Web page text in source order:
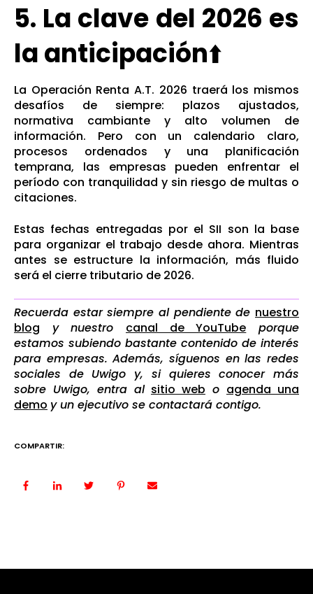
5. La clave del 2026 es
la anticipación⬆️
La Operación Renta A.T. 2026 traerá los mismos
desafíos de siempre: plazos ajustados,
normativa cambiante y alto volumen de
información. Pero con un calendario claro,
procesos ordenados y una planificación
temprana, las empresas pueden enfrentar el
período con tranquilidad y sin riesgo de multas o
citaciones.
Estas fechas entregadas por el SII son la base
para organizar el trabajo desde ahora. Mientras
antes se estructure la información, más fluido
será el cierre tributario de 2026.
Recuerda estar siempre al pendiente de nuestro
blog y nuestro canal de YouTube
porque
estamos subiendo bastante contenido de interés
para empresas. Además, síguenos en las redes
sociales de Uwigo y, si quieres conocer más
sobre Uwigo, entra al sitio web o agenda una
demo y un ejecutivo se contactará contigo.
COMPARTIR: